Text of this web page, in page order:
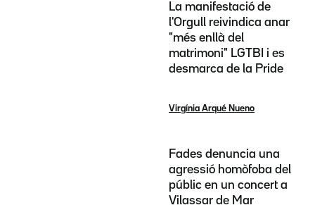
La manifestació de
l'Orgull reivindica anar
"més enllà del
matrimoni" LGTBI i es
desmarca de la Pride
Virgínia Arqué Nueno
Fades denuncia una
agressió homòfoba del
públic en un concert a
Vilassar de Mar